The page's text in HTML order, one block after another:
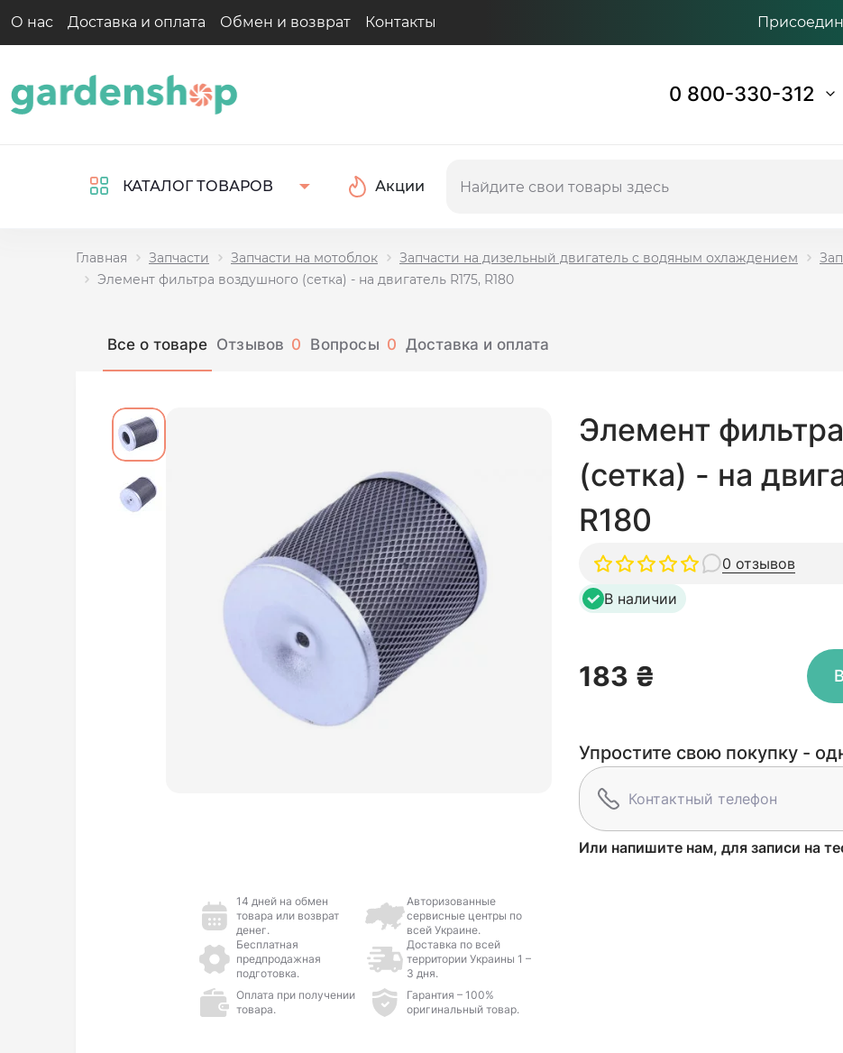
О нас Доставка и оплата Обмен и возврат Контакты
0 800-330-312
КАТАЛОГ ТОВАРОВ Акции
Главная Запчасти Запчасти на мотоблок Запчасти на дизельный двигатель с водяным охлаждением
Элемент фильтра воздушного (сетка) - на двигатель R175, R180
Все о товаре Отзывов 0 Вопросы 0 Доставка и оплата
14 дней на обмен
товара или возврат
денег.
Авторизованные
сервисные центры по
всей Украине.
Бесплатная
предпродажная
подготовка.
Доставка по всей
территории Украины 1 –
3 дня.
Оплата при получении
товара.
Гарантия – 100%
оригинальный товар.
Элемент
(сетка) - на
R180
0 отзывов
В наличии
183 ₴
Упростите свою покупку -
Или напишите нам, для записи на